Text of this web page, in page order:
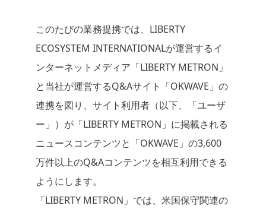
このたびの業務提携では、LIBERTY
ECOSYSTEM INTERNATIONALが運営するイ
ンターネットメディア「LIBERTY METRON」
と当社が運営するQ&Aサイト「OKWAVE」の
連携を図り、サイト利用者（以下、「ユーザ
ー」）が「LIBERTY METRON」に掲載される
ニュースコンテンツと「OKWAVE」の3,600
万件以上のQ&Aコンテンツを相互利用できる
ようにします。
「LIBERTY METRON」では、米国保守関連の